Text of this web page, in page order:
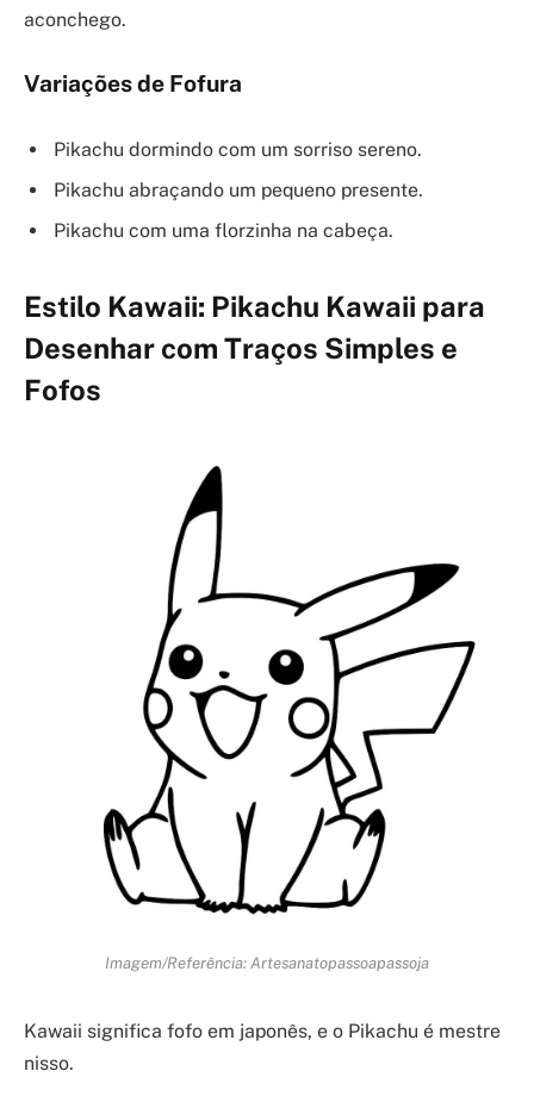
aconchego.
Variações de Fofura
Pikachu dormindo com um sorriso sereno.
Pikachu abraçando um pequeno presente.
Pikachu com uma florzinha na cabeça.
Estilo Kawaii: Pikachu Kawaii para
Desenhar com Traços Simples e
Fofos
Imagem/Referência: Artesanatopassoapassoja
Kawaii significa fofo em japonês, e o Pikachu é mestre
nisso.